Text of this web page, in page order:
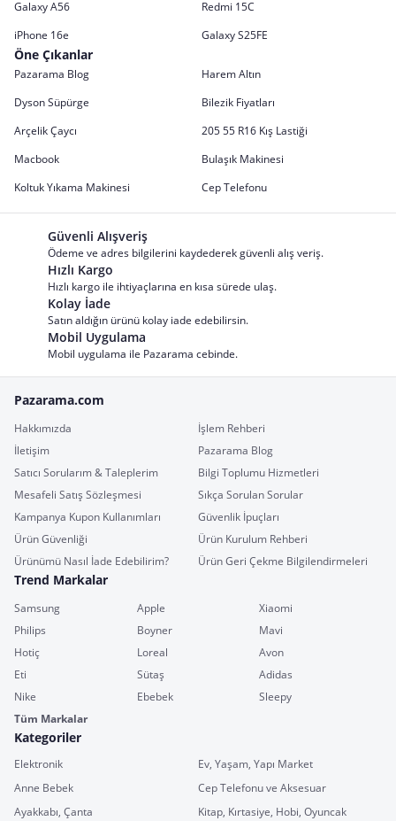
Galaxy A56
Redmi 15C
iPhone 16e
Galaxy S25FE
Öne Çıkanlar
Pazarama Blog
Harem Altın
Dyson Süpürge
Bilezik Fiyatları
Arçelik Çaycı
205 55 R16 Kış Lastiği
Macbook
Bulaşık Makinesi
Koltuk Yıkama Makinesi
Cep Telefonu
Güvenli Alışveriş
Ödeme ve adres bilgilerini kaydederek güvenli alış veriş.
Hızlı Kargo
Hızlı kargo ile ihtiyaçlarına en kısa sürede ulaş.
Kolay İade
Satın aldığın ürünü kolay iade edebilirsin.
Mobil Uygulama
Mobil uygulama ile Pazarama cebinde.
Pazarama.com
Hakkımızda
İşlem Rehberi
İletişim
Pazarama Blog
Satıcı Sorularım & Taleplerim
Bilgi Toplumu Hizmetleri
Mesafeli Satış Sözleşmesi
Sıkça Sorulan Sorular
Kampanya Kupon Kullanımları
Güvenlik İpuçları
Ürün Güvenliği
Ürün Kurulum Rehberi
Ürünümü Nasıl İade Edebilirim?
Ürün Geri Çekme Bilgilendirmeleri
Trend Markalar
Samsung Apple
Xiaomi
Philips
Boyner
Mavi
Hotiç
Loreal
Avon
Eti
Sütaş
Adidas
Nike
Ebebek
Sleepy
Tüm Markalar
Kategoriler
Elektronik
Ev, Yaşam, Yapı Market
Anne Bebek
Cep Telefonu ve Aksesuar
Ayakkabı, Çanta
Kitap, Kırtasiye, Hobi, Oyuncak